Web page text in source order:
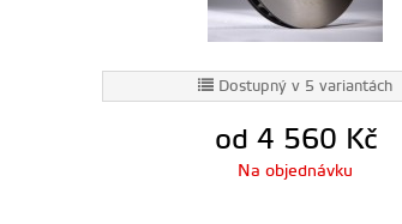
Dostupný v 5 variantách
od 4 560 Kč
Na objednávku